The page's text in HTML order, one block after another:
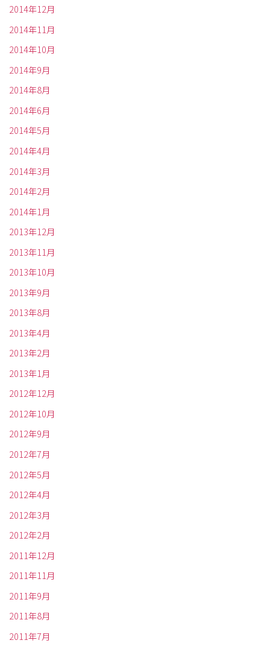
2014年12月
2014年11月
2014年10月
2014年9月
2014年8月
2014年6月
2014年5月
2014年4月
2014年3月
2014年2月
2014年1月
2013年12月
2013年11月
2013年10月
2013年9月
2013年8月
2013年4月
2013年2月
2013年1月
2012年12月
2012年10月
2012年9月
2012年7月
2012年5月
2012年4月
2012年3月
2012年2月
2011年12月
2011年11月
2011年9月
2011年8月
2011年7月